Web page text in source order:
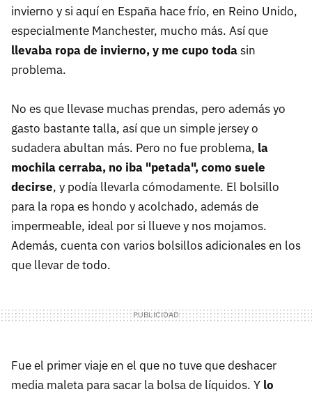
invierno y si aquí en España hace frío, en Reino Unido,
especialmente Manchester, mucho más. Así que
llevaba ropa de invierno, y me cupo todasin
problema.
No es que llevase muchas prendas, pero además yo
gasto bastante talla, así que un simple jersey o
sudadera abultan más. Pero no fue problema, la
mochila cerraba, no iba "petada", como suele
decirse, y podía llevarla cómodamente. El bolsillo
para la ropa es hondo y acolchado, además de
impermeable, ideal por si llueve y nos mojamos.
Además, cuenta con varios bolsillos adicionales en los
que llevar de todo.
Fue el primer viaje en el que no tuve que deshacer
media maleta para sacar la bolsa de líquidos. Y lo